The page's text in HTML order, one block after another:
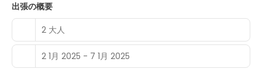
出張の概要
2 大人
2 1月 2025 - 7 1月 2025